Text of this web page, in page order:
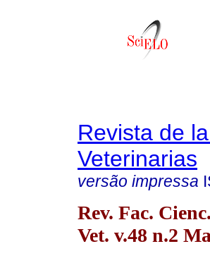
Revista de
Veterinarias
versão impressa
Rev. Fac. Cienc.
Vet. v.48 n.2